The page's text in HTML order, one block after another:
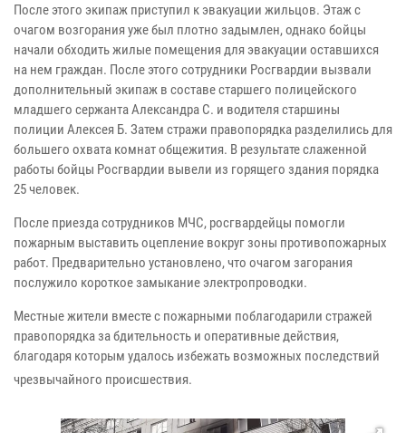
После этого экипаж приступил к эвакуации жильцов. Этаж с
очагом возгорания уже был плотно задымлен, однако бойцы
начали обходить жилые помещения для эвакуации оставшихся
на нем граждан. После этого сотрудники Росгвардии вызвали
дополнительный экипаж в составе старшего полицейского
младшего сержанта Александра С. и водителя старшины
полиции Алексея Б. Затем стражи правопорядка разделились для
большего охвата комнат общежития. В результате слаженной
работы бойцы Росгвардии вывели из горящего здания порядка
25 человек.
После приезда сотрудников МЧС, росгвардейцы помогли
пожарным выставить оцепление вокруг зоны противопожарных
работ. Предварительно установлено, что очагом загорания
послужило короткое замыкание электропроводки.
Местные жители вместе с пожарными поблагодарили стражей
правопорядка за бдительность и оперативные действия,
благодаря которым удалось избежать возможных последствий
чрезвычайного происшествия.